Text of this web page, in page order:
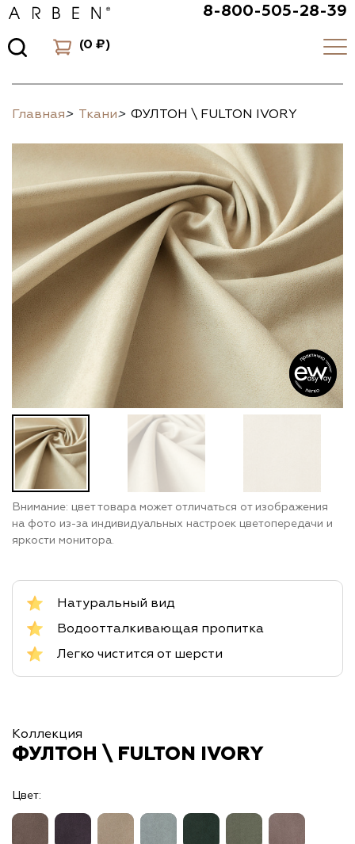
8-800-505-28-39
(0 ₽)
Главная> Ткани> ФУЛТОН \ FULTON IVORY
Внимание: цвет товара может отличаться от изображения
на фото из-за индивидуальных настроек цветопередачи и
яркости монитора.
Натуральный вид
Водоотталкивающая пропитка
Легко чистится от шерсти
Коллекция
ФУЛТОН \ FULTON IVORY
Цвет: